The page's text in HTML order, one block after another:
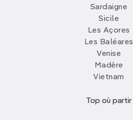
Sardaigne
Sicile
Les Açores
Les Baléares
Venise
Madère
Vietnam
Top où partir